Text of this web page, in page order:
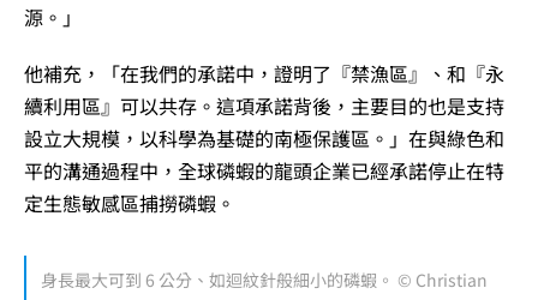
源。」
他補充，「在我們的承諾中，證明了『禁漁區』、和『永
續利用區』可以共存。這項承諾背後，主要目的也是支持
設立大規模，以科學為基礎的南極保護區。」在與綠色和
平的溝通過程中，全球磷蝦的龍頭企業已經承諾停止在特
定生態敏感區捕撈磷蝦。
身長最大可到 6 公分、如迴紋針般細小的磷蝦。 © Christian